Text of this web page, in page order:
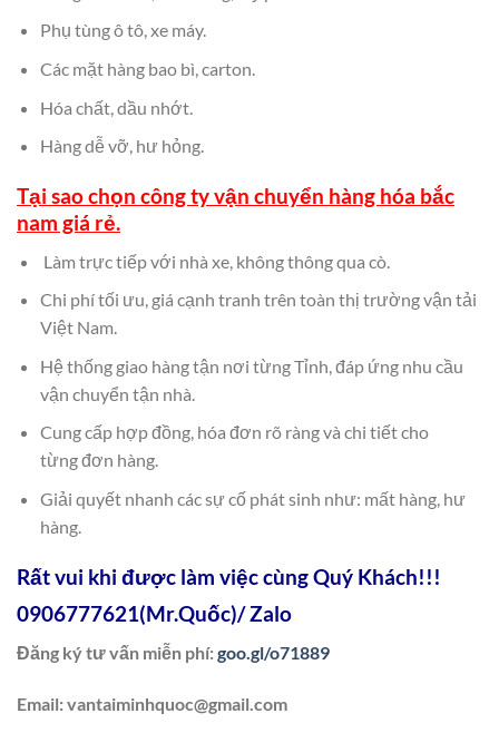
Phụ tùng ô tô, xe máy.
Các mặt hàng bao bì, carton.
Hóa chất, dầu nhớt.
Hàng dễ vỡ, hư hỏng.
Tại sao chọn công ty vận chuyển hàng hóa bắc
nam giá rẻ.
Làm trực tiếp với nhà xe, không thông qua cò.
Chi phí tối ưu, giá cạnh tranh trên toàn thị trường vận tải
Việt Nam.
Hệ thống giao hàng tận nơi từng Tỉnh, đáp ứng nhu cầu
vận chuyển tận nhà.
Cung cấp hợp đồng, hóa đơn rõ ràng và chi tiết cho
từng đơn hàng.
Giải quyết nhanh các sự cố phát sinh như: mất hàng, hư
hàng.
Rất vui khi được làm việc cùng Quý Khách!!!
0906777621(Mr.Quốc)/ Zalo
Đăng ký tư vấn miễn phí:goo.gl/o71889
Email:vantaiminhquoc@gmail.com